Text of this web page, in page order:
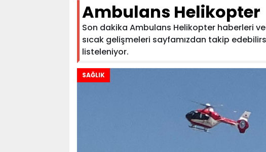
Ambulans Helikopter
Son dakika Ambulans Helikopter haberleri
sıcak gelişmeleri sayfamızdan takip
listeleniyor.
SAĞLIK